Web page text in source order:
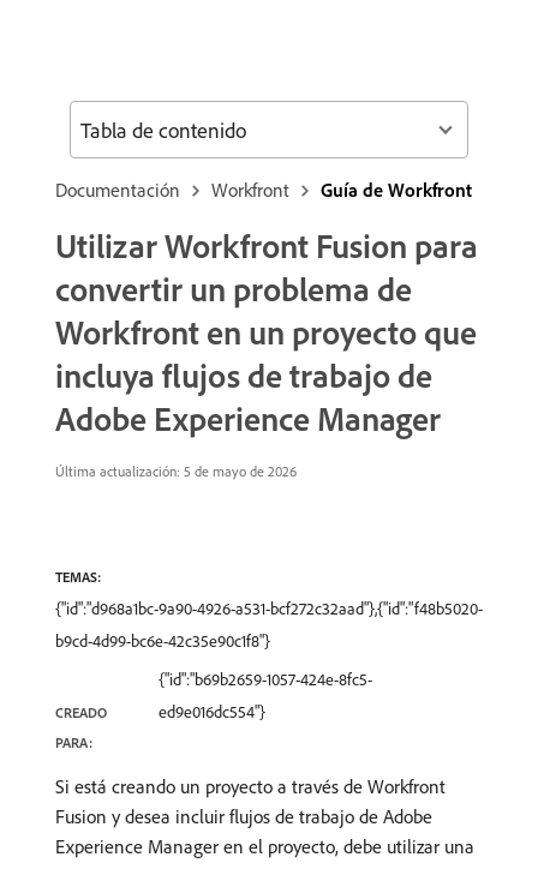
Documentación Workfront Guía de Workfront
Utilizar Workfront Fusion para
convertir un problema de
Workfront en un proyecto que
incluya flujos de trabajo de
Adobe Experience Manager
Última actualización: 5 de mayo de 2026
TEMAS:
{"id":"d968a1bc-9a90-4926-a531-bcf272c32aad"},{"id":"f48b5020-
b9cd-4d99-bc6e-42c35e90c1f8"}
CREADO
PARA:
{"id":"b69b2659-1057-424e-8fc5-
ed9e016dc554"}
Si está creando un proyecto a través de Workfront
Fusion y desea incluir flujos de trabajo de Adobe
Experience Manager en el proyecto, debe utilizar una
Tabla de contenido